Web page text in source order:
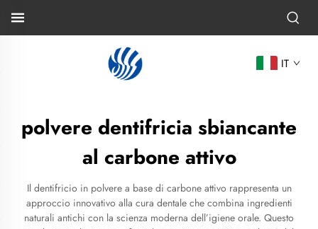
IT
polvere dentifricia sbiancante
al carbone attivo
Il dentifricio in polvere a base di carbone attivo rappresenta un
approccio innovativo alla cura dentale che combina ingredienti
naturali antichi con la scienza moderna dell’igiene orale. Questo